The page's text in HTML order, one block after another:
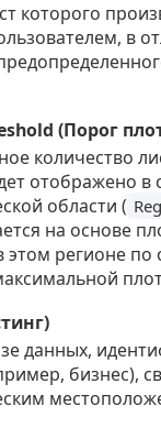
которого
в
(Порог
количество
отображено в
области (
на основе
этом регионе по
данных,
бизнес),